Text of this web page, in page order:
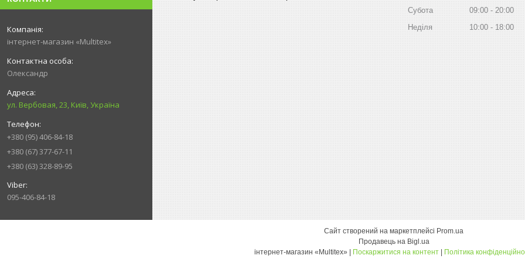
інтернет-магазин «Multitex»
Олександр
ул. Вербовая, 23, Київ, Україна
+380 (95) 406-84-18
+380 (67) 377-67-11
+380 (63) 328-89-95
095-406-84-18
Субота
09:00
20:00
Неділя
10:00 18:00
Сайт створений на маркетплейсі Prom.ua
Продавець на Bigl.ua
Поскаржитися на контент Політика